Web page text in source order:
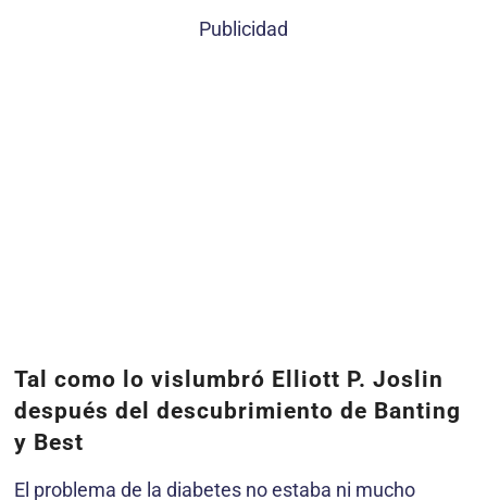
Publicidad
Tal como lo vislumbró Elliott P. Joslin
después del descubrimiento de Banting
y Best
El problema de la diabetes no estaba ni mucho